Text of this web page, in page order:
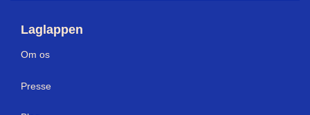
Laglappen
Om os
Presse